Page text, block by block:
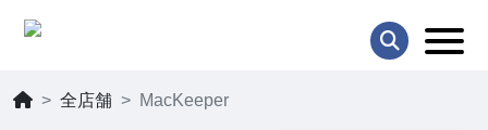
全店舗 MacKeeper